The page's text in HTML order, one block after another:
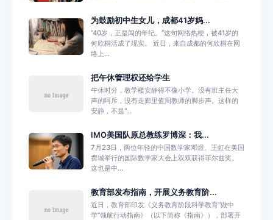
为鼓励初中生女儿，成都41岁妈...
“40岁，正是闯的年纪。”这句网络热梗，被41岁的
何欣桐活成了现实。 近日，来自成都的何欣桐在网
络上...
把午休管理权还给学生
午休时分，教学楼安静得不像小学。没有班主任大
声的呵斥，没有走廊里值周教师的脚步声。这样的
安静，不是“...
IMO美国队原总教练罗博深：我...
7月23日，两位年轻的中国数学家邓煜、王虹在美国
费城举行的国际数学家大会上双双获得菲尔兹奖。
这也是中...
教育部发布指南，开展义务教育阶...
近日，教育部印发《义务教育阶段科学教育“做中
学”领航行动指南》（以下简称《指南》），部署开